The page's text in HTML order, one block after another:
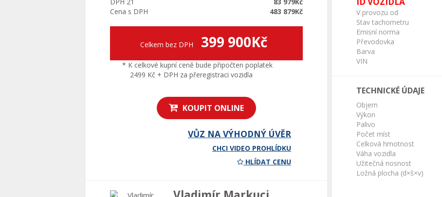
Cena s DPH
483 879Kč
Celkem bez DPH 399 900Kč
* K celkové kupní ceně bude připočten poplatek
2499 Kč + DPH za přeregistraci vozidla
KOUPIT ONLINE
VŮZ NA VÝHODNÝ ÚVĚR
CHCI VIDEO PROHLÍDKU
HLÍDAT CENU
V provozu od
Stav tachometru
Emisní norma
Převodovka
Barva
VIN
TECHNICKÉ ÚDAJE
Objem
Výkon
Palivo
Počet míst
Celková hmotnost
Váha vozidla
Užitečná nosnost
Ložná plocha (d×š×v)